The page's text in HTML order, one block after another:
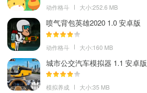
魂环觉醒！
2.其它优化，全面提升游戏畅快感！
动作格斗 大小:252.6 MB
喷气背包英雄2020 1.0 安卓版
动作格斗 大小:160 MB
城市公交汽车模拟器 1.1 安卓版
模拟养成 大小:35 MB